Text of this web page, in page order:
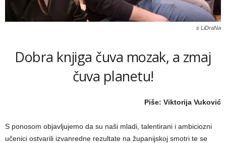
s LiDraNa
Dobra knjiga čuva mozak, a zmaj
čuva planetu!
Piše: Viktorija Vuković
S ponosom objavljujemo da su naši mladi, talentirani i ambiciozni
učenici ostvarili izvanredne rezultate na županijskoj smotri te se